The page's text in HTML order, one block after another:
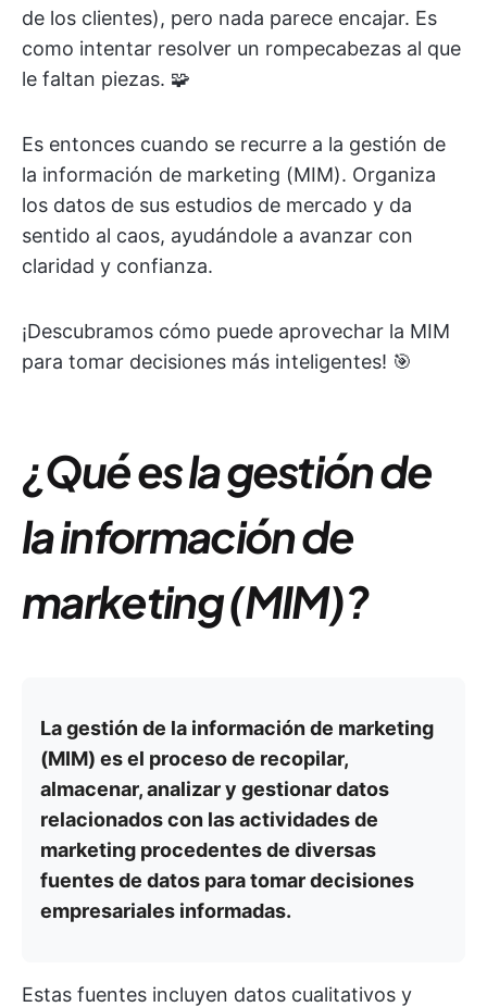
de los clientes), pero nada parece encajar. Es
como intentar resolver un rompecabezas al que
le faltan piezas. 🧩
Es entonces cuando se recurre a la gestión de
la información de marketing (MIM). Organiza
los datos de sus estudios de mercado y da
sentido al caos, ayudándole a avanzar con
claridad y confianza.
¡Descubramos cómo puede aprovechar la MIM
para tomar decisiones más inteligentes! 🎯
¿Qué es la gestión de
la información de
marketing (MIM)?
La gestión de la información de marketing
(MIM) es el proceso de recopilar,
almacenar, analizar y gestionar datos
relacionados con las actividades de
marketing procedentes de diversas
fuentes de datos para tomar decisiones
empresariales informadas.
Estas fuentes incluyen datos cualitativos y